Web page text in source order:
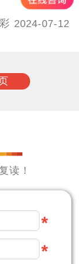
2024-07-12
读！
*
*